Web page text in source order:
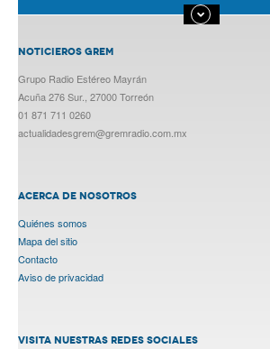
NOTICIEROS GREM
Grupo Radio Estéreo Mayrán
Acuña 276 Sur., 27000 Torreón
01 871 711 0260
actualidadesgrem@gremradio.com.mx
ACERCA DE NOSOTROS
Quiénes somos
Mapa del sitio
Contacto
Aviso de privacidad
VISITA NUESTRAS REDES SOCIALES